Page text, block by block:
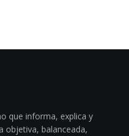
que informa, explica y
objetiva, balanceada,